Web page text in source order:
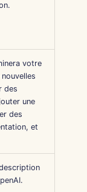
votre
des
une
des
et